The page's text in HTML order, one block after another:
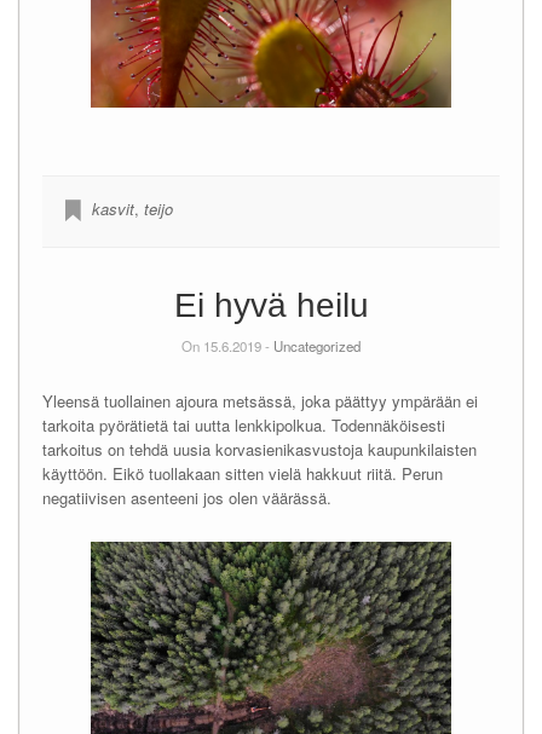
kasvit, teijo
Ei hyvä heilu
On 15.6.2019 - Uncategorized
Yleensä tuollainen ajoura metsässä, joka päättyy ympärään ei
tarkoita pyörätietä tai uutta lenkkipolkua. Todennäköisesti
tarkoitus on tehdä uusia korvasienikasvustoja kaupunkilaisten
käyttöön. Eikö tuollakaan sitten vielä hakkuut riitä. Perun
negatiivisen asenteeni jos olen väärässä.